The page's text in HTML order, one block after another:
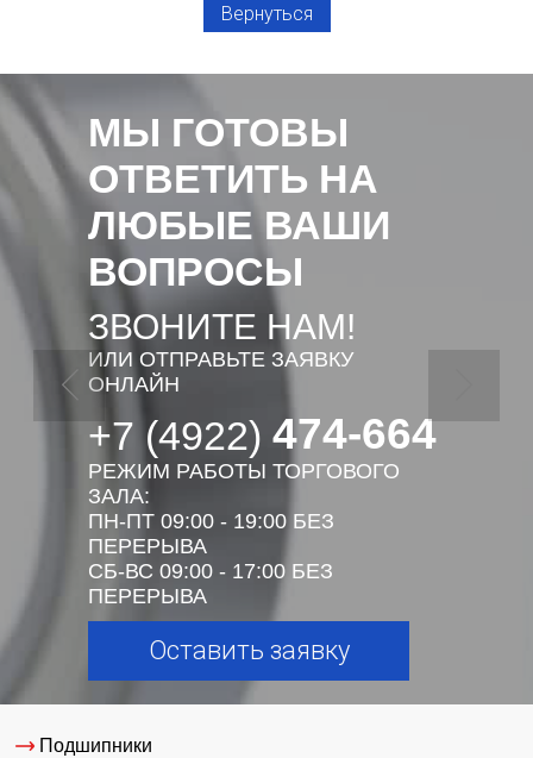
Вернуться
МЫ ГОТОВЫ
ОТВЕТИТЬ НА
ЛЮБЫЕ ВАШИ
ВОПРОСЫ
ЗВОНИТЕ НАМ!
ИЛИ ОТПРАВЬТЕ ЗАЯВКУ
ОНЛАЙН
+7 (4922) 474-664
РЕЖИМ РАБОТЫ ТОРГОВОГО
ЗАЛА:
ПН-ПТ 09:00 - 19:00 БЕЗ
ПЕРЕРЫВА
СБ-ВС 09:00 - 17:00 БЕЗ
ПЕРЕРЫВА
Оставить заявку
Подшипники